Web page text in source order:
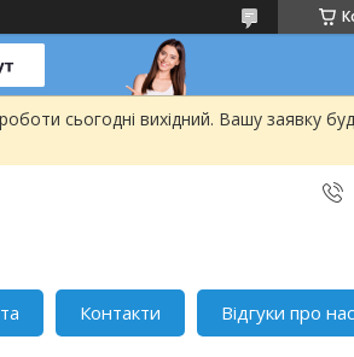
сьогодні вихідний. Вашу заявку
Контакти Відгуки про нас